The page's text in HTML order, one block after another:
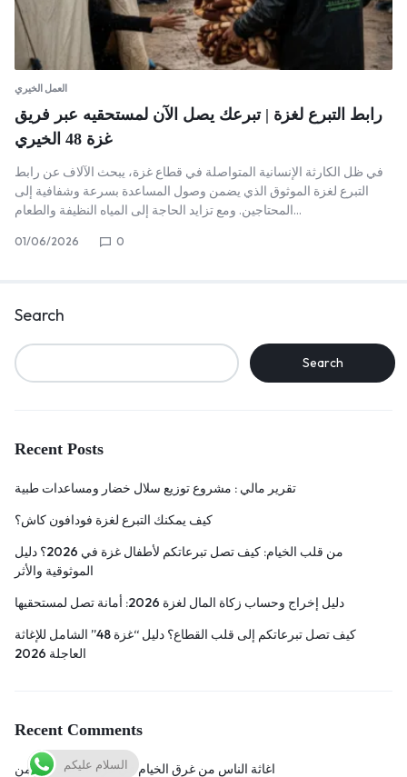
العمل الخيري
رابط التبرع لغزة | تبرعك يصل الآن لمستحقيه عبر فريق
غزة 48 الخيري
في ظل الكارثة الإنسانية المتواصلة في قطاع غزة، يبحث الآلاف عن رابط
التبرع لغزة الموثوق الذي يضمن وصول المساعدة بسرعة وشفافية إلى
المحتاجين. ومع تزايد الحاجة إلى المياه النظيفة والطعام…
01/06/2026 0
Search
Search
Recent Posts
تقرير مالي : مشروع توزيع سلال خضار ومساعدات طبية
كيف يمكنك التبرع لغزة فودافون كاش؟
من قلب الخيام: كيف تصل تبرعاتكم لأطفال غزة في 2026؟ دليل
الموثوقية والأثر
دليل إخراج وحساب زكاة المال لغزة 2026: أمانة تصل لمستحقيها
كيف تصل تبرعاتكم إلى قلب القطاع؟ دليل “غزة 48” الشامل للإغاثة
العاجلة 2026
Recent Comments
عبد الرحمنon اغاثة الناس من غرق الخيام في غزةالسلام عليكم